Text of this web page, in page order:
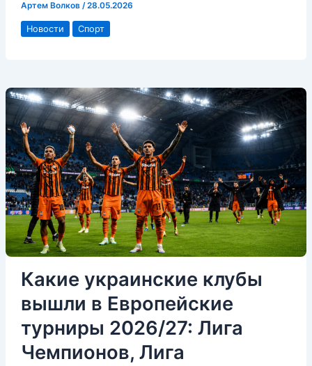
Артем Волков /28.05.2026
Новости Спорт
Какие украинские клубы
вышли в Европейские
турниры 2026/27: Лига
Чемпионов, Лига